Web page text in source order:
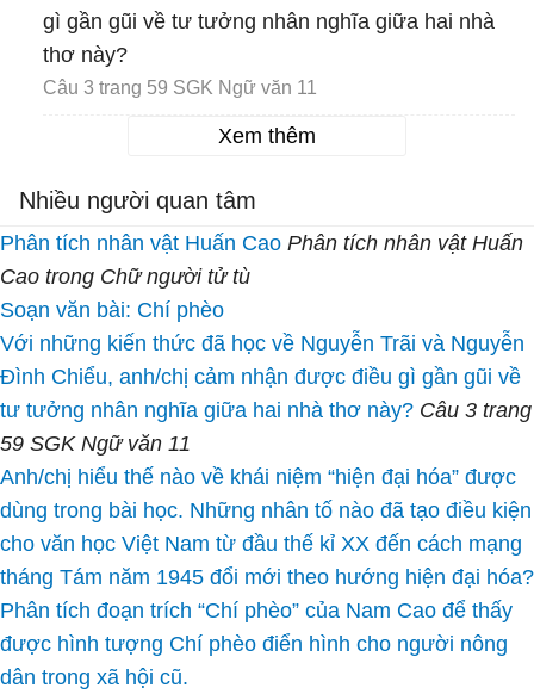
gì gần gũi về tư tưởng nhân nghĩa giữa hai nhà
thơ này?
Câu 3 trang 59 SGK Ngữ văn 11
Xem thêm
Nhiều người quan tâm
Phân tích nhân vật Huấn Cao Phân tích nhân vật Huấn
Cao trong Chữ người tử tù
Soạn văn bài: Chí phèo
Với những kiến thức đã học về Nguyễn Trãi và Nguyễn
Đình Chiểu, anh/chị cảm nhận được điều gì gần gũi về
tư tưởng nhân nghĩa giữa hai nhà thơ này? Câu 3 trang
59 SGK Ngữ văn 11
Anh/chị hiểu thế nào về khái niệm “hiện đại hóa” được
dùng trong bài học. Những nhân tố nào đã tạo điều kiện
cho văn học Việt Nam từ đầu thế kỉ XX đến cách mạng
tháng Tám năm 1945 đổi mới theo hướng hiện đại hóa?
Phân tích đoạn trích “Chí phèo” của Nam Cao để thấy
được hình tượng Chí phèo điển hình cho người nông
dân trong xã hội cũ.